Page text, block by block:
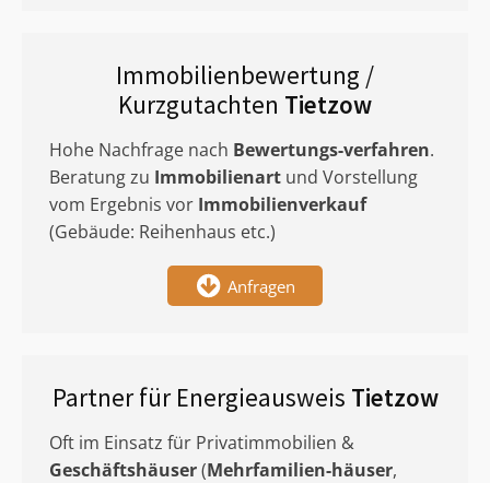
Immobilienbewertung /
Kurzgutachten Tietzow
Hohe Nachfrage nach Bewertungs-verfahren.
Beratung zu Immobilienart und Vorstellung
vom Ergebnis vor Immobilienverkauf
(Gebäude: Reihenhaus etc.)
Anfragen
Partner für Energieausweis Tietzow
Oft im Einsatz für Privatimmobilien &
Geschäftshäuser(Mehrfamilien-häuser,